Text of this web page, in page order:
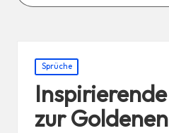
Posted
in
Sprüche
zur